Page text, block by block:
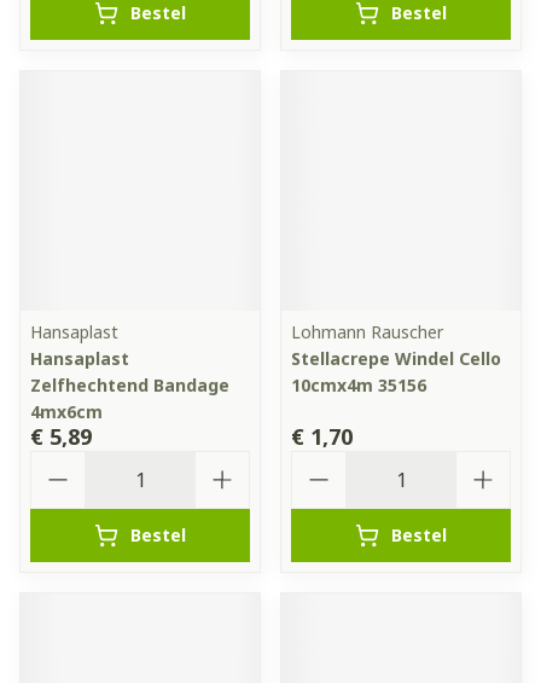
Bestel Bestel
Hansaplast
Hansaplast
Zelfhechtend Bandage
4mx6cm
€ 5,89
Bestel
Lohmann Rauscher
Stellacrepe Windel Cello
10cmx4m 35156
€ 1,70
Bestel